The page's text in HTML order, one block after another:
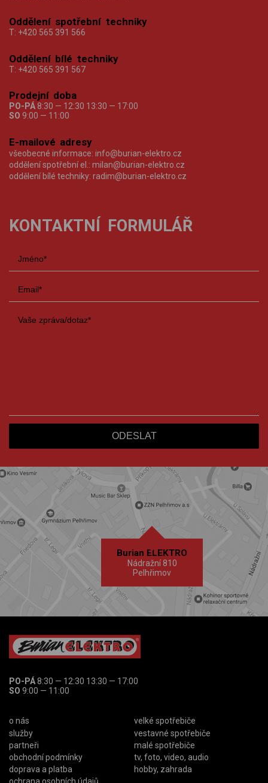
Oddělení spotřební techniky
T: +420 565 391 566
Oddělení bílé techniky
T: +420 565 391 567
Prodejní doba
PO-PÁ 8:30 — 12:30 13:30 — 17:00
SO 9:00 — 11:00
E-mailové adresy
všeobecné informace: info@burian-elektro.cz
oddělení spotřební el.: milan@burian-elektro.cz
oddělení bílé techniky: radim@burian-elektro.cz
KONTAKTNÍ FORMULÁŘ
Burian ELEKTRO
Nádražní 810
Pelhřimov
PO-PÁ8:30 — 12:30 13:30 — 17:00
SO 9:00 — 11:00
o nás
služby
partneři
obchodní podmínky
doprava a platba
velké spotřebiče
vestavné spotřebiče
malé spotřebiče
tv, foto, video, audio
hobby, zahrada